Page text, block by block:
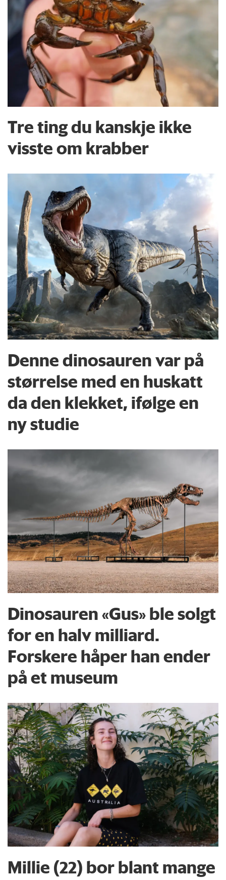
Tre ting du kanskje ikke
visste om krabber
Denne dinosauren var på
størrelse med en huskatt
da den klekket, ifølge en
ny studie
Dinosauren «Gus» ble solgt
for en halv milliard.
Forskere håper han ender
på et museum
Millie (22) bor blant mange